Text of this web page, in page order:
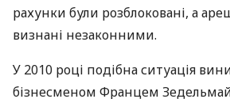
рахунки були розблоковані, а
визнані незаконними.
У 2010 році подібна ситуація
бізнесменом Францем